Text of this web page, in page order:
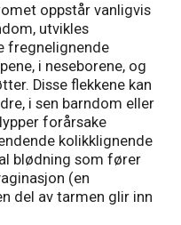
oppstår vanligvis
utvikles
fregnelignende
i neseborene, og
Disse flekkene kan
i sen barndom eller
forårsake
kolikklignende
blødning som fører
(en
del av tarmen glir inn